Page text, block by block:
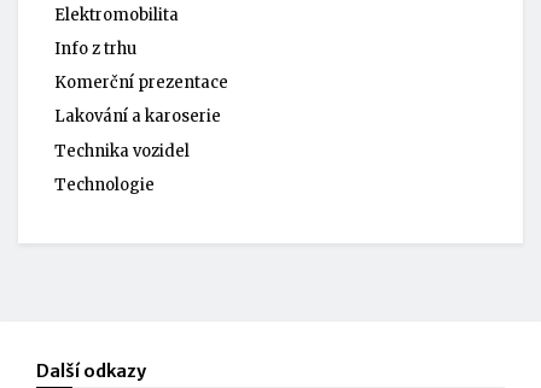
Elektromobilita
Info z trhu
Komerční prezentace
Lakování a karoserie
Technika vozidel
Technologie
Další odkazy